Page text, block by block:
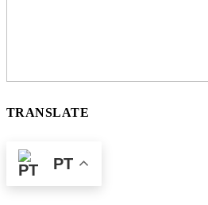
TRANSLATE
PT